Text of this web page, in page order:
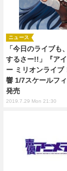
「今日のライブも
するさー!!」『ア
ー ミリオンライブ
響 1/7スケールフ
発売
ニュース
2019.7.29 Mon 21:30